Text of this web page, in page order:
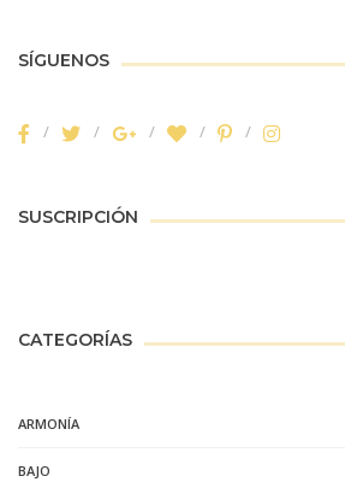
SÍGUENOS
SUSCRIPCIÓN
CATEGORÍAS
ARMONÍA
BAJO